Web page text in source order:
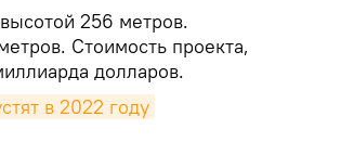
256 метров.
Стоимость проекта,
долларов.
в 2022 году